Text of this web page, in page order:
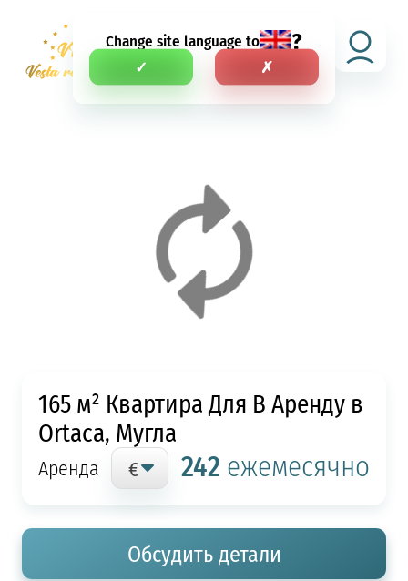
Change site language to ?
✓ ✗
RU
165 м² Квартира Для В Аренду в
Ortaca, Мугла
Аренда 242 ежемесячно
Обсудить детали